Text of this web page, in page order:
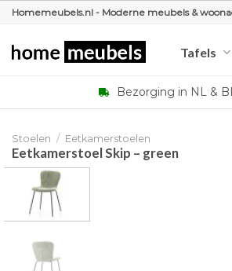
Ga
inhoud
Homemeubels.nl - Moderne meubels &
Tafels
Bezorging in NL &
Stoelen / Eetkamerstoelen
Eetkamerstoel Skip – green